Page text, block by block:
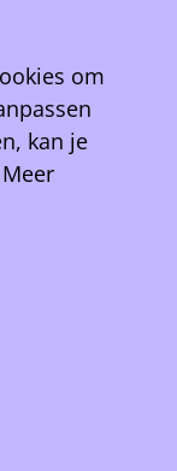
om
kan je